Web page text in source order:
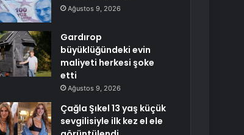
Ağustos 9, 2026
Gardırop
büyüklüğündeki evin
maliyeti herkesi şoke
etti
Ağustos 9, 2026
Çağla Şıkel 13 yaş küçük
sevgilisiyle ilk kez el ele